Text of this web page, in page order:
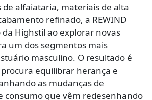
de alfaiataria, materiais de alta
refinado, a REWIND
Highstil ao explorar novas
um dos segmentos mais
masculino. O resultado é
equilibrar herança e
as mudanças de
consumo que vêm redesenhando